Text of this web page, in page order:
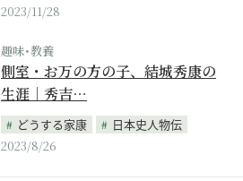
2023/11/28
趣味･教養
側室・お万の方の子、結城秀康の
生涯｜秀吉…
どうする家康
日本史人物伝
2023/8/26